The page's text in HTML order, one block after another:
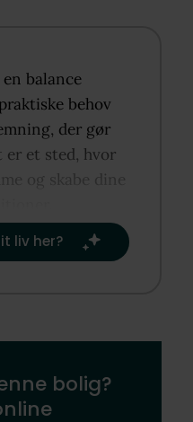
balance
behov
der gør
et sted, hvor
og skabe dine
liv her?​
bolig?